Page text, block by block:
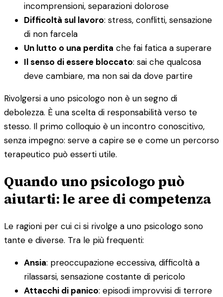
incomprensioni, separazioni dolorose
Difficoltà sul lavoro: stress, conflitti, sensazione
di non farcela
Un lutto o una perdita che fai fatica a superare
Il senso di essere bloccato: sai che qualcosa
deve cambiare, ma non sai da dove partire
Rivolgersi a uno psicologo non è un segno di
debolezza. È una scelta di responsabilità verso te
stesso. Il primo colloquio è un incontro conoscitivo,
senza impegno: serve a capire se e come un percorso
terapeutico può esserti utile.
Quando uno psicologo può
aiutarti: le aree di competenza
Le ragioni per cui ci si rivolge a uno psicologo sono
tante e diverse. Tra le più frequenti:
Ansia: preoccupazione eccessiva, difficoltà a
rilassarsi, sensazione costante di pericolo
Attacchi di panico: episodi improvvisi di terrore